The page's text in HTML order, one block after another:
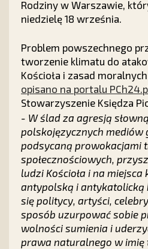
Rodziny w Warszawie,
niedzielę 18 września.
Problem powszechnego
tworzenie klimatu do
Kościoła i zasad
opisano na portalu
Stowarzyszenie Księdza
- W ślad za agresją
polskojęzycznych mediów
podsycaną prowokacjami
społecznościowych,
ludzi Kościoła i na
antypolską i antykatolicką
się politycy, artyści,
sposób uzurpować sobie
wolności sumienia i
prawa naturalnego w imię